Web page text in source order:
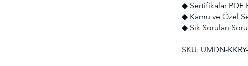
◆ Sertifikalar PDF
◆ Kamu ve Özel
◆ Sık Sorulan
SKU: UMDN-